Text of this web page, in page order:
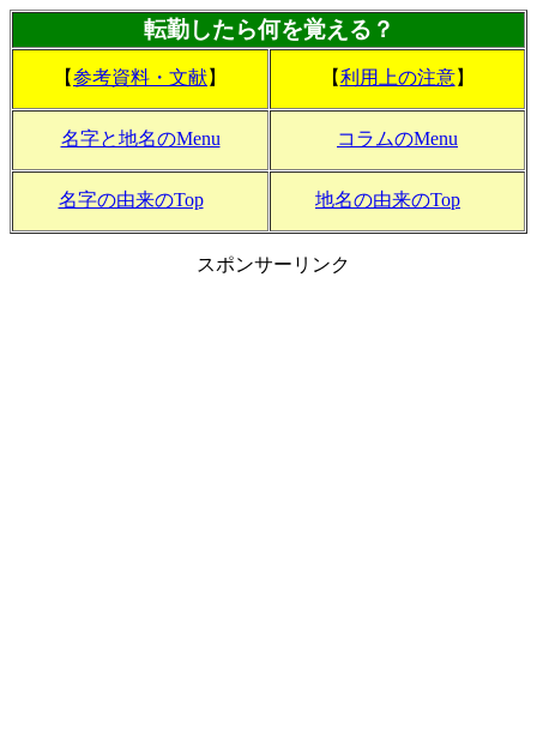
転勤したら何を覚える？
【参考資料・文献】 【利用上の注意】
名字と地名のMenu コラムのMenu
名字の由来のTop 地名の由来のTop
スポンサーリンク